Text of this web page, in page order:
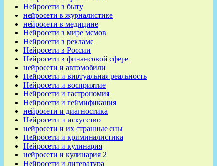
Нейросети в быту
нейросети в журналистике
нейросети в медицине
Нейросети в мире мемов
Нейросети в рекламе
Нейросети в России
Нейросети в финансовой сфере
нейросети и автомобили
Нейросети и виртуальная реальность
Нейросети и восприятие
Нейросети и гастрономия
Нейросети и геймификация
нейросети и диагностика
Нейросети и искусство
нейросети и их странные сны
Нейросети и криминалистика
Нейросети и кулинария
нейросети и кулинария 2
Нейросети и литература